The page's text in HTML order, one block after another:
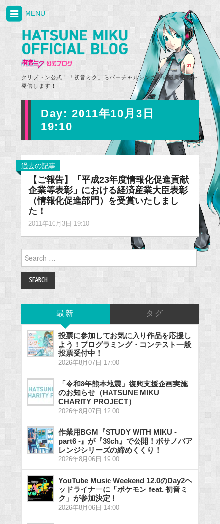
クリプトン公式！「初音ミク」らバーチャルシンガーの最新情報を
発信します！
MENU
Day: 2011年10月3日
19:10
過去の記事
【ご報告】「平成23年度情報化促進貢献
企業等表彰」における経済産業大臣表彰
（情報化促進部門）を受賞いたしまし
た！
2011年10月3日 19:10
Search
for:
最新 タグ
投票に参加してお気に入り作品を応援し
よう！プログラミング・コンテスト一般
投票受付中！
2026年8月07日 17:00
「令和8年熊本地震」復興支援企画実施
のお知らせ（HATSUNE MIKU
CHARITY PROJECT）
2026年8月07日 12:00
作業用BGM『STUDY WITH MIKU -
part6 -』が『39ch』で公開！ボサノバア
レンジシリーズの締めくくり！
2026年8月06日 19:00
YouTube Music Weekend 12.0のDay2ヘ
ッドライナーに「ポケモン feat. 初音ミ
ク」が参加決定！
2026年8月06日 14:00